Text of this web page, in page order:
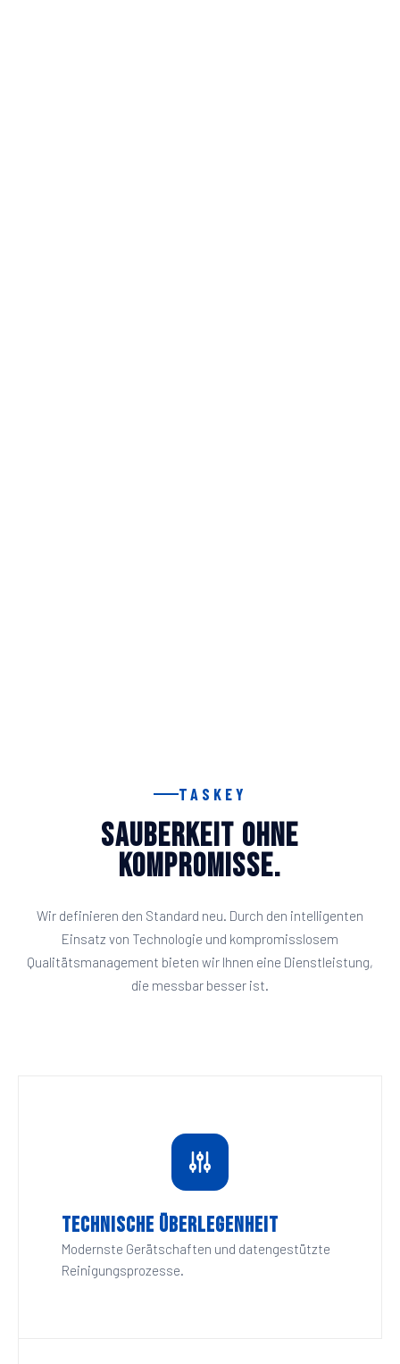
TASKEY
Sauberkeit ohne
Kompromisse.
Wir definieren den Standard neu. Durch den intelligenten
Einsatz von Technologie und kompromisslosem
Qualitätsmanagement bieten wir Ihnen eine Dienstleistung,
die messbar besser ist.
Technische Überlegenheit
Modernste Gerätschaften und datengestützte
Reinigungsprozesse.